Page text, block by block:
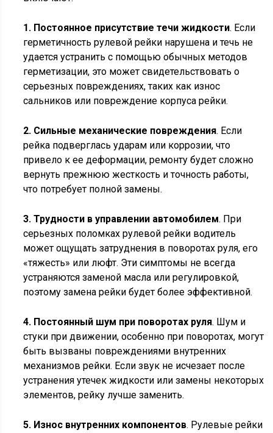
1. Постоянное присутствие течи жидкости. Если
герметичность рулевой рейки нарушена и течь не
удается устранить с помощью обычных методов
герметизации, это может свидетельствовать о
серьезных повреждениях, таких как износ
сальников или повреждение корпуса рейки.
2. Сильные механические повреждения. Если
рейка подверглась ударам или коррозии, что
привело к ее деформации, ремонту будет сложно
вернуть прежнюю жесткость и точность работы,
что потребует полной замены.
3. Трудности в управлении автомобилем. При
серьезных поломках рулевой рейки водитель
может ощущать затруднения в поворотах руля, его
«тяжесть» или люфт. Эти симптомы не всегда
устраняются заменой масла или регулировкой,
поэтому замена рейки будет более эффективной.
4. Постоянный шум при поворотах руля. Шум и
стуки при движении, особенно при поворотах, могут
быть вызваны повреждениями внутренних
механизмов рейки. Если звук не исчезает после
устранения утечек жидкости или замены некоторых
элементов, рейку лучше заменить.
5. Износ внутренних компонентов. Рулевые рейки